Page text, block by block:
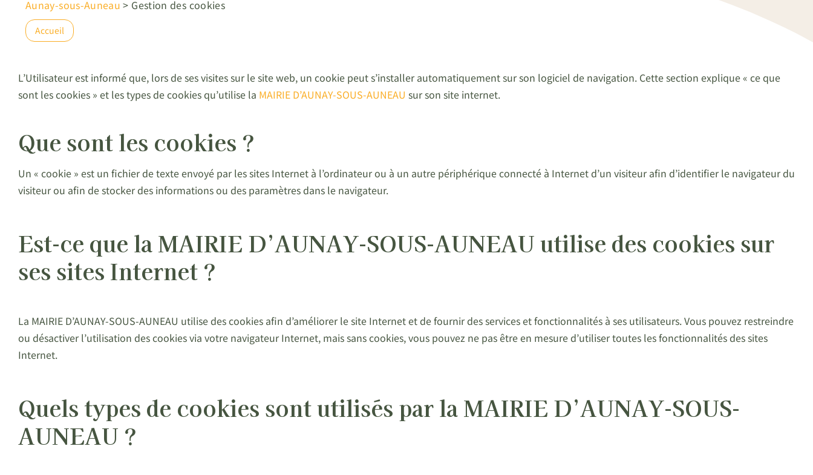
Aunay-sous-Auneau > Gestion des cookies
Accueil
L’Utilisateur est informé que, lors de ses visites sur le site web, un cookie peut s’installer automatiquement sur son logiciel de navigation. Cette section explique « ce que
sont les cookies » et les types de cookies qu’utilise la MAIRIE D’AUNAY-SOUS-AUNEAU sur son site internet.
Que sont les cookies ?
Un « cookie » est un fichier de texte envoyé par les sites Internet à l’ordinateur ou à un autre périphérique connecté à Internet d’un visiteur afin d’identifier le navigateur du
visiteur ou afin de stocker des informations ou des paramètres dans le navigateur.
Est-ce que la MAIRIE D’AUNAY-SOUS-AUNEAU utilise des cookies sur
ses sites Internet ?
La MAIRIE D’AUNAY-SOUS-AUNEAU utilise des cookies afin d’améliorer le site Internet et de fournir des services et fonctionnalités à ses utilisateurs. Vous pouvez restreindre
ou désactiver l’utilisation des cookies via votre navigateur Internet, mais sans cookies, vous pouvez ne pas être en mesure d’utiliser toutes les fonctionnalités des sites
Internet.
Quels types de cookies sont utilisés par la MAIRIE D’AUNAY-SOUS-
AUNEAU ?